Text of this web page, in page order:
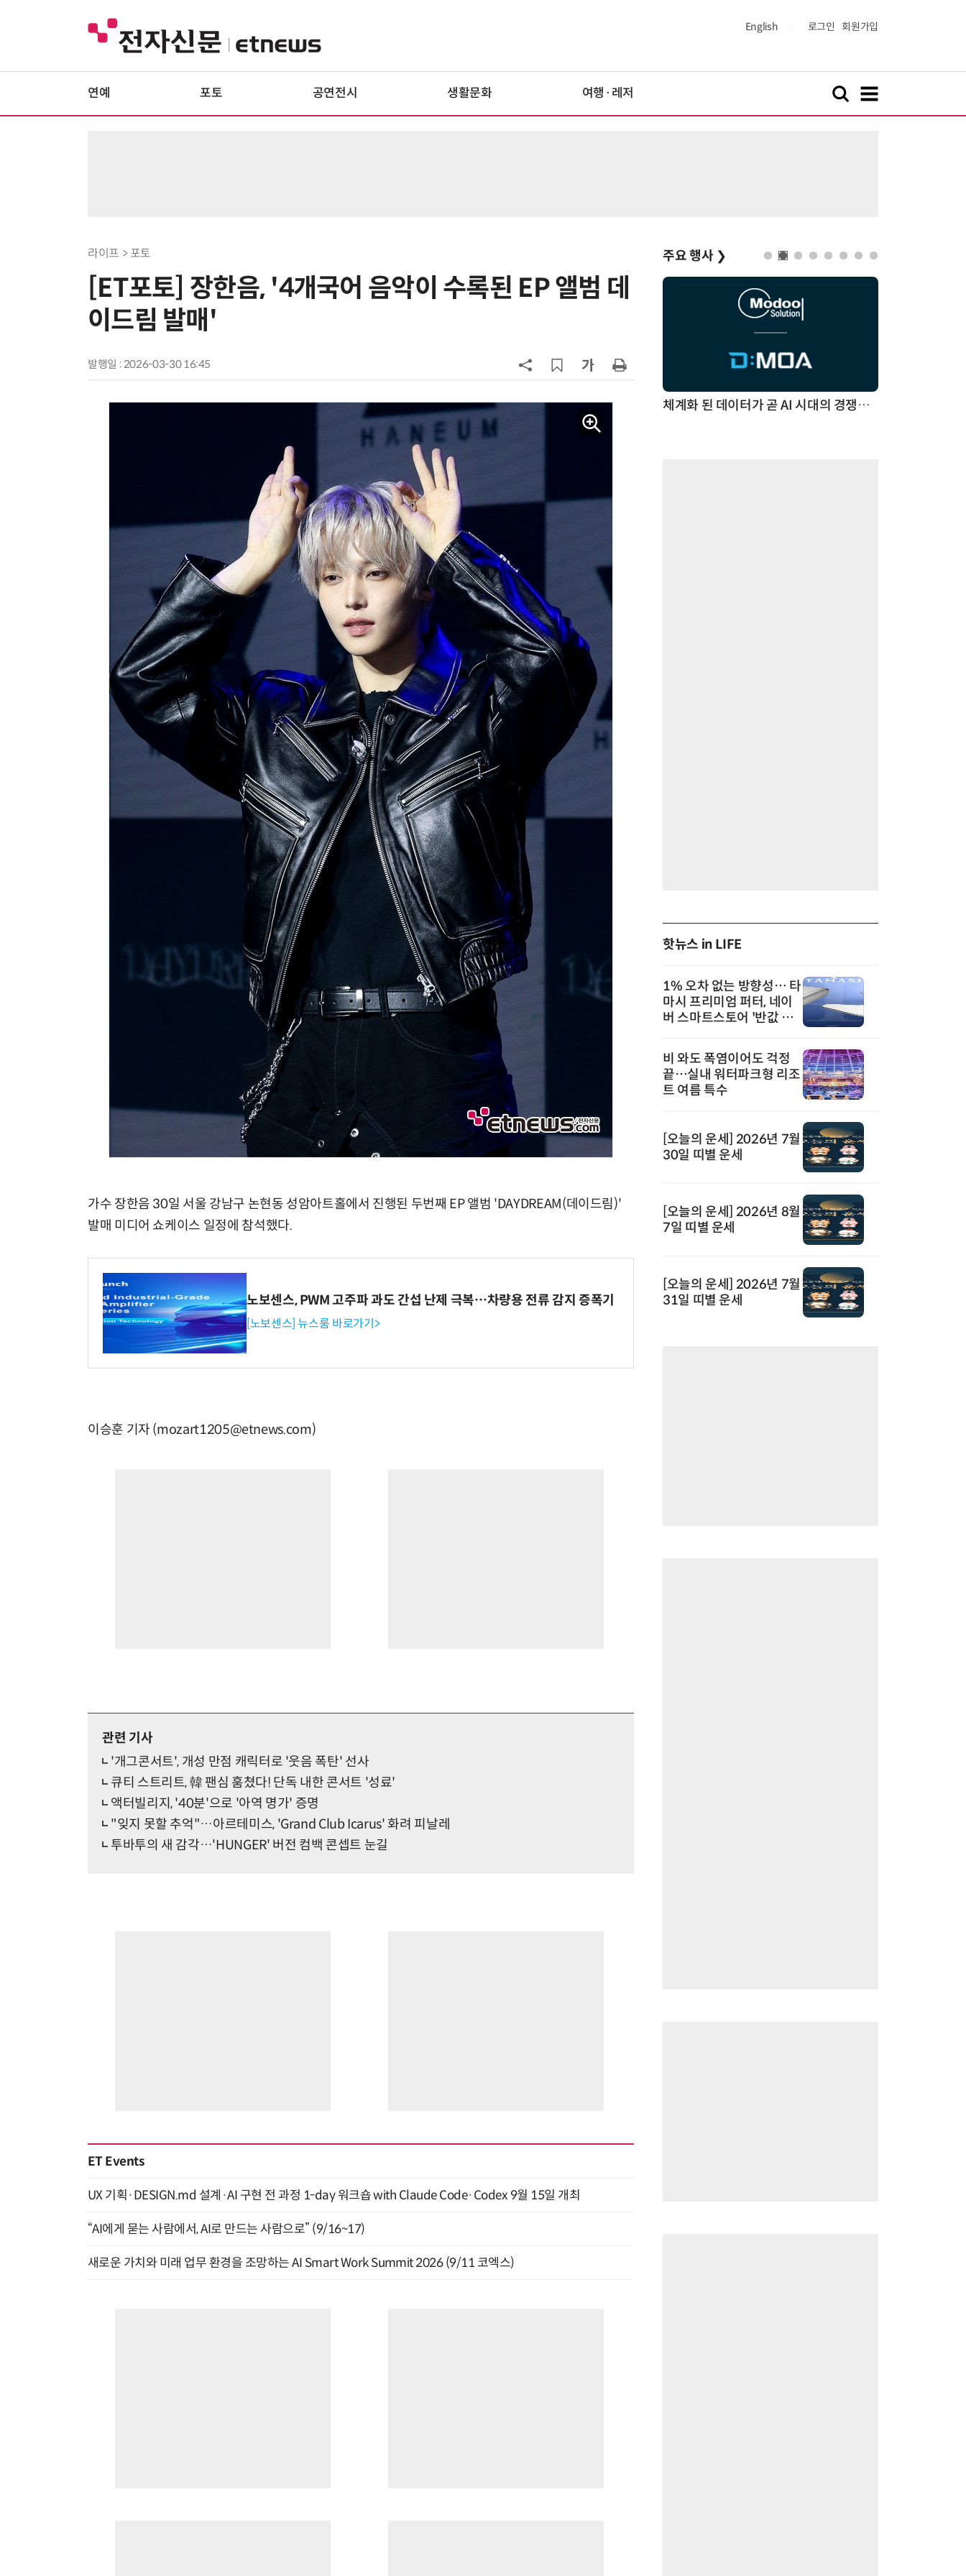
English 로그인 회원가입
연예 포토 공연전시 생활문화 여행·레저
라이프 > 포토
[ET포토] 장한음, '4개국어 음악이 수록된 EP 앨범 데
이드림 발매'
발행일 : 2026-03-30 16:45
가수 장한음 30일 서울 강남구 논현동 성암아트홀에서 진행된 두번째 EP 앨범 'DAYDREAM(데이드림)'
발매 미디어 쇼케이스 일정에 참석했다.
노보센스, PWM 고주파 과도 간섭 난제 극복…차량용 전류 감지 증폭기
[노보센스] 뉴스룸 바로가기>
이승훈 기자 (mozart1205@etnews.com)
관련 기사
'개그콘서트', 개성 만점 캐릭터로 '웃음 폭탄' 선사
큐티 스트리트, 韓 팬심 훔쳤다! 단독 내한 콘서트 '성료'
액터빌리지, '40분'으로 '아역 명가' 증명
"잊지 못할 추억"…아르테미스, 'Grand Club Icarus' 화려 피날레
투바투의 새 감각…'HUNGER' 버전 컴백 콘셉트 눈길
ET Events
UX 기획·DESIGN.md 설계·AI 구현 전 과정 1-day 워크숍 with Claude Code·Codex 9월 15일 개최
“AI에게 묻는 사람에서, AI로 만드는 사람으로” (9/16~17)
새로운 가치와 미래 업무 환경을 조망하는 AI Smart Work Summit 2026 (9/11 코엑스)
주요 행사 ❯
AI Native Enterprise를 지원하는 AI Ready Data 플랫폼 활용 전략 체계화 된 데이터가 곧 AI 시대의 경쟁력이다
핫뉴스 in LIFE
1% 오차 없는 방향성… 타
마시 프리미엄 퍼터, 네이
버 스마트스토어 '반값 할
비 와도 폭염이어도 걱정
끝…실내 워터파크형 리조
트 여름 특수
[오늘의 운세] 2026년 7월
30일 띠별 운세
[오늘의 운세] 2026년 8월
7일 띠별 운세
[오늘의 운세] 2026년 7월
31일 띠별 운세